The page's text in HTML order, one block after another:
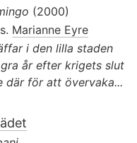
(2000)
Marianne Eyre
i den lilla staden
år efter krigets slut
där för att övervaka...